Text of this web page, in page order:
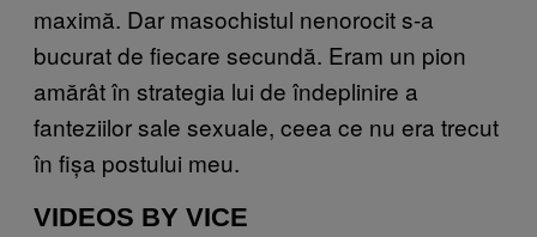
maximă. Dar masochistul nenorocit s-a
bucurat de fiecare secundă. Eram un pion
amărât în strategia lui de îndeplinire a
fanteziilor sale sexuale, ceea ce nu era trecut
în fișa postului meu.
VIDEOS BY VICE